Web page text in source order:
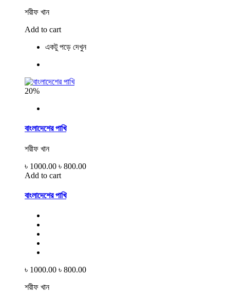
শরীফ খান
Add to cart
একটু পড়ে দেখুন
20%
বাংলাদেশের পাখি
শরীফ খান
৳ 1000.00 ৳ 800.00
Add to cart
বাংলাদেশের পাখি
৳ 1000.00 ৳ 800.00
শরীফ খান